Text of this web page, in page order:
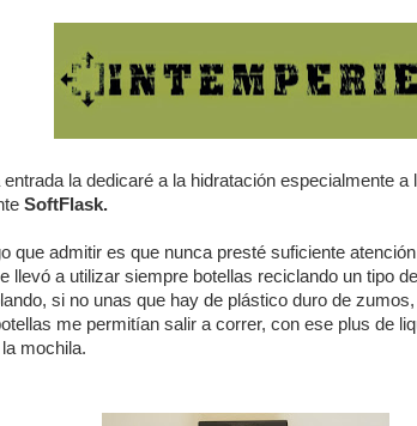
entrada la dedicaré a la hidratación especialmente
SoftFlask.
que admitir es que nunca presté suficiente
llevó a utilizar siempre botellas reciclando un tipo
si no unas que hay de plástico duro de
me permitían salir a correr, con ese plus de
mochila.